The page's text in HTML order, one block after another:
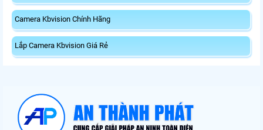
Camera Kbvision Chính Hãng
Lắp Camera Kbvision Giá Rẻ